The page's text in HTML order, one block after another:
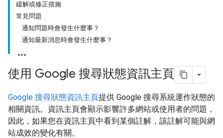
緩解或修正措施
常見問題
通知問題時會發生什麼事？
通知最新消息時會發生什麼事？
使用 Google 搜尋狀態資訊主頁
Google 搜尋狀態資訊主頁提供 Google 搜尋系統運作狀態的
相關資訊。資訊主頁會顯示影響許多網站或使用者的問題，
因此，如果您在資訊主頁中看到某個註解，該註解可能與網
站成效的變化有關。